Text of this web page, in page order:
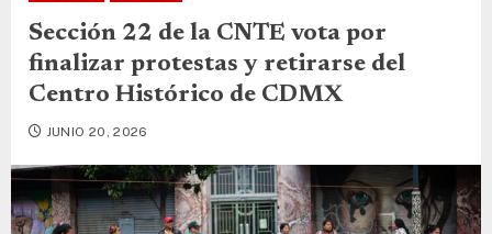
Sección 22 de la CNTE vota por
finalizar protestas y retirarse del
Centro Histórico de CDMX
JUNIO 20, 2026